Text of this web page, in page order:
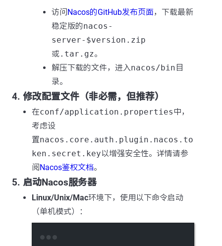
访问 Nacos的GitHub发布页面，下载最新
稳定版的nacos-
server-$version.zip
或.tar.gz。
解压下载的文件，进入nacos/bin 目
录。
4. 修改配置文件（非必需，但推荐）
在conf/application.properties 中，
考虑设
置nacos.core.auth.plugin.nacos.to
ken.secret.key以增强安全性。详情请参
阅 Nacos鉴权文档。
5. 启动Nacos服务器
Linux/Unix/Mac环境下，使用以下命令启动
（单机模式）：